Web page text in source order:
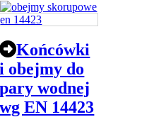
Końcówki
i obejmy do
pary wodnej
wg EN 14423